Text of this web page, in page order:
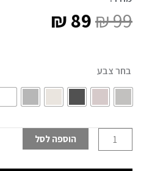
₪99
היה:
₪ 99.
₪89
הוא:
₪ 89.
בחר צבע
כמות
שיק
הוספה לסל